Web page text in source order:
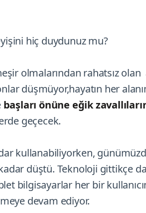
hiç duydunuz mu?
olmalarından rahatsız olan
düşmüyor,hayatın her
başları önüne eğik
geçecek.
kullanabiliyorken,
düştü. Teknoloji gittikçe
bilgisayarlar her bir
devam ediyor.